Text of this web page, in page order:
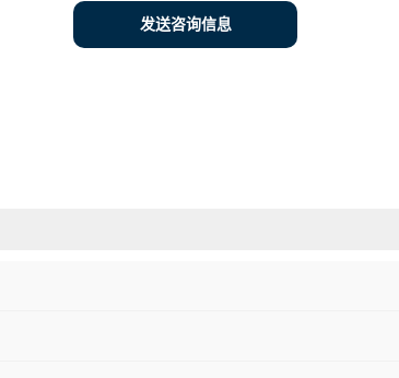
发送咨询信息